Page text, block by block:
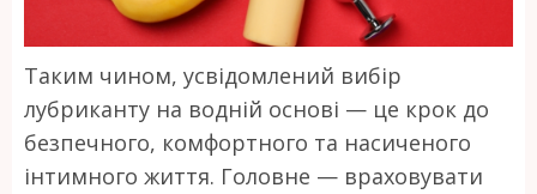
Таким чином, усвідомлений вибір
лубриканту на водній основі — це крок до
безпечного, комфортного та насиченого
інтимного життя. Головне — враховувати